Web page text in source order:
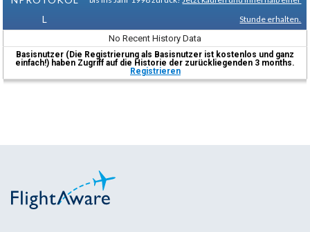
L
Stunde erhalten.
No Recent History Data
Basisnutzer (Die Registrierung als Basisnutzer ist kostenlos und ganz
einfach!) haben Zugriff auf die Historie der zurückliegenden 3 months.
Registrieren